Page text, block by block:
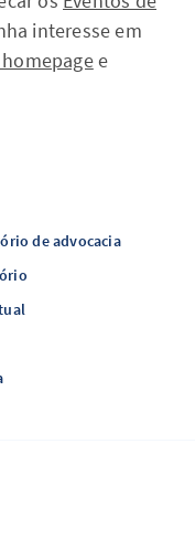
interesse em
e
de advocacia